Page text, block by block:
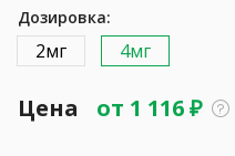
Дозировка:
2мг 4мг
Цена от 1 116₽